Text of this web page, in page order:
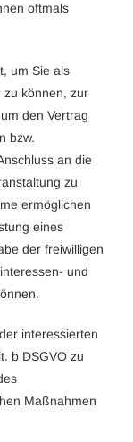
oftmals
um Sie als
zu können, zur
den Vertrag
bzw.
an die
zu
ermöglichen
eines
der freiwilligen
und
interessierten
b DSGVO zu
Maßnahmen